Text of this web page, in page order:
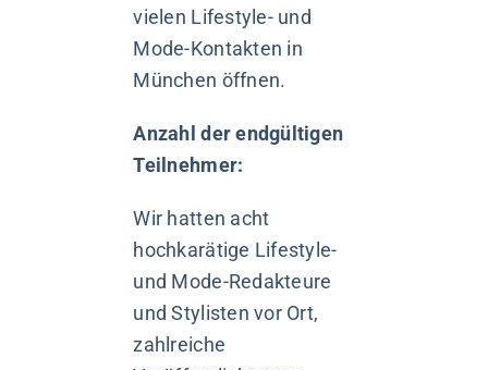
vielen Lifestyle- und
Mode-Kontakten in
München öffnen.
Anzahl der endgültigen
Teilnehmer:
Wir hatten acht
hochkarätige Lifestyle-
und Mode-Redakteure
und Stylisten vor Ort,
zahlreiche